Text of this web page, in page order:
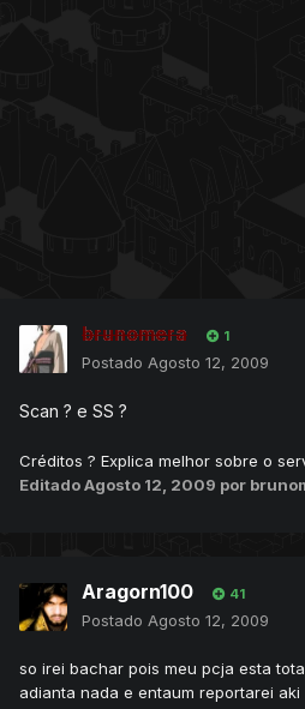
brunomera 1
Postado Agosto 12, 2009
Scan ? e SS ?
Créditos ? Explica melhor sobre o
EditadoAgosto 12, 2009 por
Aragorn100 41
Postado Agosto 12, 2009
so irei bachar pois meu pcja esta
adianta nada e entaum reportarei